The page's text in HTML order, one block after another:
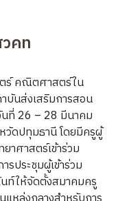
คท
ตร์ คณิตศาสตร์ใน
บันส่งเสริมการสอน
นที่ 26 – 28 มีนาคม
ดปทุมธานี โดยมีครูผู้
าศาสตร์เข้าร่วม
ประชุมผู้เข้าร่วม
นท์ให้จัดตั้งสมาคมครู